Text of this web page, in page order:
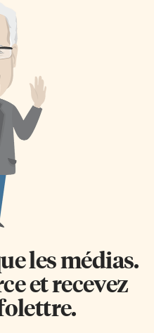
Journal, les États-Unis
détiendraient la palme dans ce
scénario, avec plus de 1,2
milliard de doses à la fin de
2022. La Grande-Bretagne
pourrait devoir jeter 421
millions de doses, et le Canada
près de 300 millions. Il est peu
probable qu’on atteigne […]
les médias.
et recevez